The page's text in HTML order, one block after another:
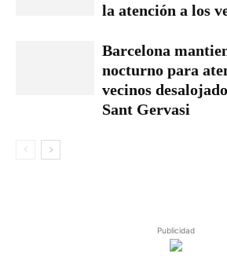
la atención a los
Barcelona
nocturno para
vecinos
Sant Gervasi
Publicidad